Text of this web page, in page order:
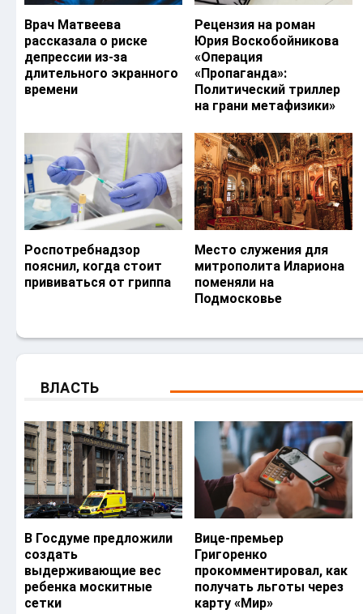
Врач Матвеева
рассказала о риске
депрессии из-за
длительного экранного
времени
Рецензия на роман
Юрия Воскобойникова
«Операция
«Пропаганда»:
Политический триллер
на грани метафизики»
Роспотребнадзор
пояснил, когда стоит
прививаться от гриппа
Место служения для
митрополита Илариона
поменяли на
Подмосковье
ВЛАСТЬ
В Госдуме предложили
создать
выдерживающие вес
ребенка москитные
сетки
Вице-премьер
Григоренко
прокомментировал, как
получать льготы через
карту «Мир»